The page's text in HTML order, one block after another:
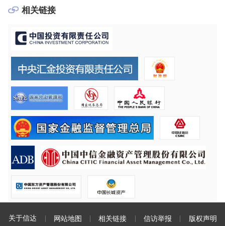
相关链接
关于信达 网站地图 相关链接 信访举报 版权声明